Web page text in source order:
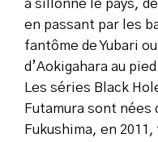
a sillonné le pays,
en passant par les
fantôme de Yubari
d’Aokigahara au
Les séries Black
Futamura sont nées
Fukushima, en